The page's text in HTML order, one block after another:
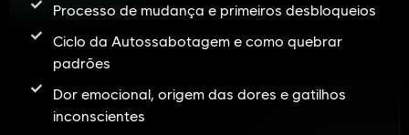
Processo de mudança e primeiros desbloqueios
Ciclo da Autossabotagem e como quebrar
padrões
Dor emocional, origem das dores e gatilhos
inconscientes